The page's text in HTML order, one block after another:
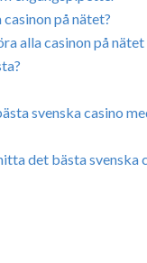
på nätet?
alla casinon på
svenska casino
det bästa svenska